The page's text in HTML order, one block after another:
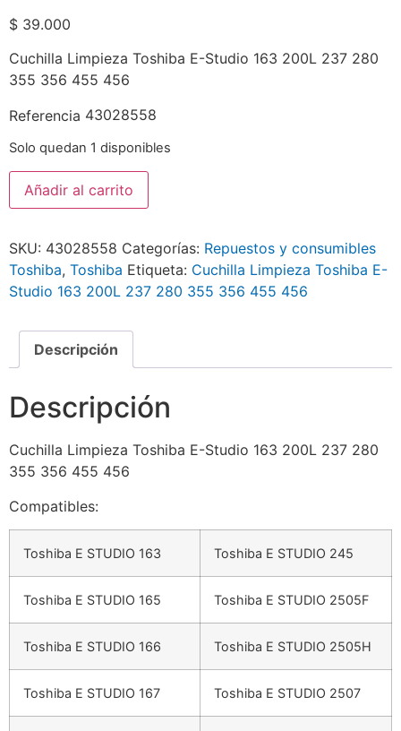
$ 39.000
Cuchilla Limpieza Toshiba E-Studio 163 200L 237 280
355 356 455 456
Referencia 43028558
Solo quedan 1 disponibles
Añadir al carrito
SKU: 43028558 Categorías: Repuestos y consumibles
Toshiba, Toshiba Etiqueta: Cuchilla Limpieza Toshiba E-
Studio 163 200L 237 280 355 356 455 456
Descripción
Descripción
Cuchilla Limpieza Toshiba E-Studio 163 200L 237 280
355 356 455 456
Compatibles:
Toshiba E STUDIO 163 Toshiba E STUDIO 245
Toshiba E STUDIO 165 Toshiba E STUDIO 2505F
Toshiba E STUDIO 166 Toshiba E STUDIO 2505H
Toshiba E STUDIO 167 Toshiba E STUDIO 2507